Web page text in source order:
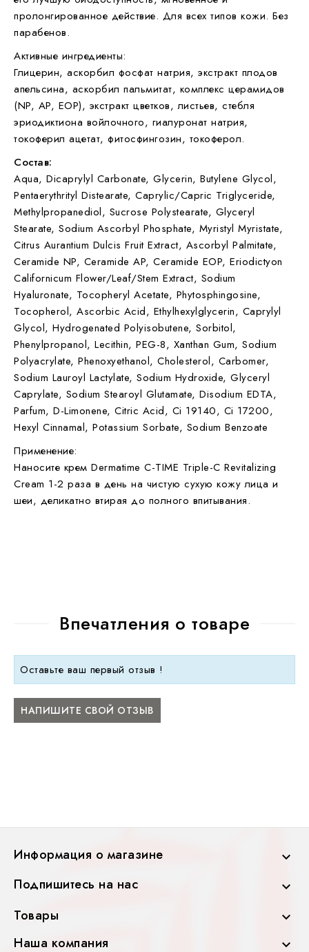
пролонгированное действие. Для всех типов кожи. Без
парабенов.
Активные ингредиенты:
Глицерин, аскорбил фосфат натрия, экстракт плодов
апельсина, аскорбил пальмитат, комплекс церамидов
(NP, AP, EOP), экстракт цветков, листьев, стебля
эриодиктиона войлочного, гиалуронат натрия,
токоферил ацетат, фитосфингозин, токоферол.
Состав:
Aqua, Dicaprylyl Carbonate, Glycerin, Butylene Glycol,
Pentaerythrityl Distearate, Caprylic/​Capric Triglyceride,
Methylpropanediol, Sucrose Polystearate, Glyceryl
Stearate, Sodium Ascorbyl Phosphate, Myristyl Myristate,
Citrus Aurantium Dulcis Fruit Extract, Ascorbyl Palmitate,
Ceramide NP, Ceramide AP, Ceramide EOP, Eriodictyon
Californicum Flower/​Leaf/​Stem Extract, Sodium
Hyaluronate, Tocopheryl Acetate, Phytosphingosine,
Tocopherol, Ascorbic Acid, Ethylhexylglycerin, Caprylyl
Glycol, Hydrogenated Polyisobutene, Sorbitol,
Phenylpropanol, Lecithin, PEG-8, Xanthan Gum, Sodium
Polyacrylate, Phenoxyethanol, Cholesterol, Carbomer,
Sodium Lauroyl Lactylate, Sodium Hydroxide, Glyceryl
Caprylate, Sodium Stearoyl Glutamate, Disodium EDTA,
Parfum, D-Limonene, Citric Acid, Ci 19140, Ci 17200,
Hexyl Cinnamal, Potassium Sorbate, Sodium Benzoate
Применение:
Наносите крем Dermatime C-TIME Triple-C Revitalizing
Cream 1-2 раза в день на чистую сухую кожу лица и
шеи, деликатно втирая до полного впитывания.
Впечатления о товаре
Оставьте ваш первый отзыв !
НАПИШИТЕ СВОЙ ОТЗЫВ
Информация о магазине 
Подпишитесь на нас 
Товары 
Наша компания 